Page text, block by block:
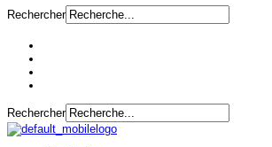
Rechercher
Rechercher